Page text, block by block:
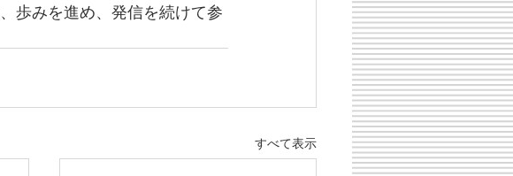
歩みを進め、発信を続けて参
すべて表示